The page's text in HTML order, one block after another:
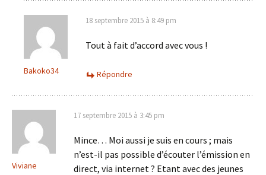
Bakoko34
18 septembre 2015 à 8:49 pm
Tout à fait d’accord avec vous !
Répondre
Viviane
17 septembre 2015 à 3:45 pm
Mince… Moi aussi je suis en cours ; mais
n’est-il pas possible d’écouter l’émission en
direct, via internet ? Etant avec des jeunes